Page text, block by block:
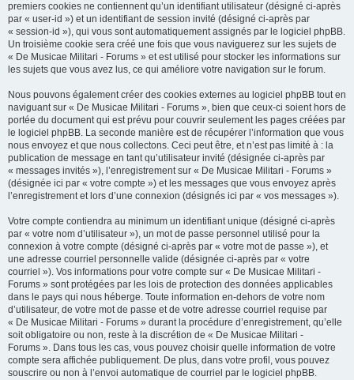
premiers cookies ne contiennent qu’un identifiant utilisateur (désigné ci-après
par « user-id ») et un identifiant de session invité (désigné ci-après par
« session-id »), qui vous sont automatiquement assignés par le logiciel phpBB.
Un troisième cookie sera créé une fois que vous naviguerez sur les sujets de
« De Musicae Militari - Forums » et est utilisé pour stocker les informations sur
les sujets que vous avez lus, ce qui améliore votre navigation sur le forum.
Nous pouvons également créer des cookies externes au logiciel phpBB tout en
naviguant sur « De Musicae Militari - Forums », bien que ceux-ci soient hors de
portée du document qui est prévu pour couvrir seulement les pages créées par
le logiciel phpBB. La seconde manière est de récupérer l’information que vous
nous envoyez et que nous collectons. Ceci peut être, et n’est pas limité à : la
publication de message en tant qu’utilisateur invité (désignée ci-après par
« messages invités »), l’enregistrement sur « De Musicae Militari - Forums »
(désignée ici par « votre compte ») et les messages que vous envoyez après
l’enregistrement et lors d’une connexion (désignés ici par « vos messages »).
Votre compte contiendra au minimum un identifiant unique (désigné ci-après
par « votre nom d’utilisateur »), un mot de passe personnel utilisé pour la
connexion à votre compte (désigné ci-après par « votre mot de passe »), et
une adresse courriel personnelle valide (désignée ci-après par « votre
courriel »). Vos informations pour votre compte sur « De Musicae Militari -
Forums » sont protégées par les lois de protection des données applicables
dans le pays qui nous héberge. Toute information en-dehors de votre nom
d’utilisateur, de votre mot de passe et de votre adresse courriel requise par
« De Musicae Militari - Forums » durant la procédure d’enregistrement, qu’elle
soit obligatoire ou non, reste à la discrétion de « De Musicae Militari -
Forums ». Dans tous les cas, vous pouvez choisir quelle information de votre
compte sera affichée publiquement. De plus, dans votre profil, vous pouvez
souscrire ou non à l’envoi automatique de courriel par le logiciel phpBB.